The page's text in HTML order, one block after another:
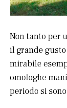
Non tanto per
il grande
mirabile
omologhe
periodo si